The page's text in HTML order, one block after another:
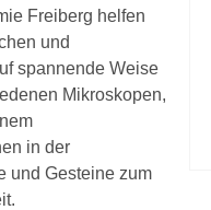
Freiberg helfen
und
spannende Weise
Mikroskopen,
in der
und Gesteine zum